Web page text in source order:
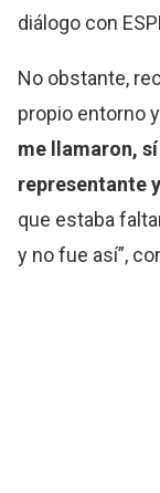
diálogo con
No obstante,
propio entorno
me llamaron,
representante
que estaba
y no fue así”,